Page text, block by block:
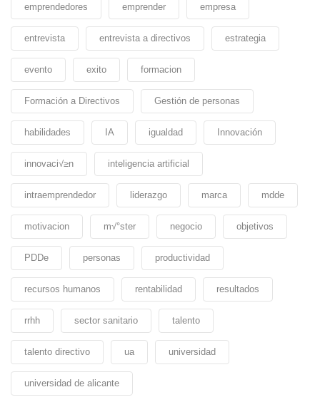
emprendedores emprender empresa
entrevista entrevista a directivos estrategia
evento exito formacion
Formación a Directivos Gestión de personas
habilidades IA igualdad Innovación
innovaci√≥n inteligencia artificial
intraemprendedor liderazgo marca mdde
motivacion m√°ster negocio objetivos
PDDe personas productividad
recursos humanos rentabilidad resultados
rrhh sector sanitario talento
talento directivo ua universidad
universidad de alicante